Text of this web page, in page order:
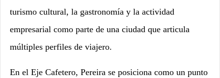
turismo cultural, la gastronomía y la actividad
empresarial como parte de una ciudad que articula
múltiples perfiles de viajero.
En el Eje Cafetero, Pereira se posiciona como un punto